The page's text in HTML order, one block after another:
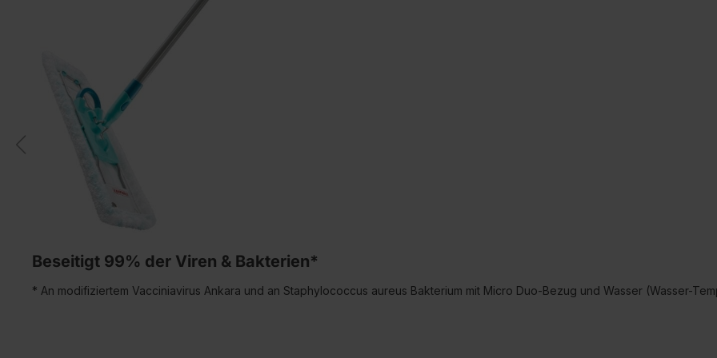
Beseitigt 99% der Viren & Bakterien*
* An modifiziertem Vacciniavirus Ankara und an Staphylococcus aureus Bakterium mit Micro Duo-Bezug und Wasser (Wasser-